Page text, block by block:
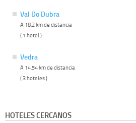
Val Do Dubra
A 18.2 km de distancia
( 1 hotel )
Vedra
A 14.54 km de distancia
( 3 hoteles )
HOTELES CERCANOS